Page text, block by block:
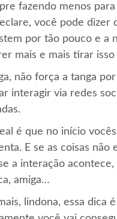
fazendo menos
você pode dizer
por tão pouco e a
mais e mais tirar isso
não força a tanga
interagir via redes
é que no início
E se as coisas
a interação acontece,
amiga…
lindona, essa dica